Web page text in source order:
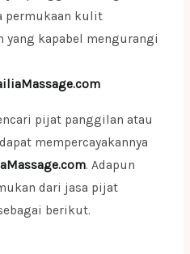
permukaan kulit
yang kapabel mengurangi
pijat panggilan atau
mempercayakannya
. Adapun
dari jasa pijat
berikut.